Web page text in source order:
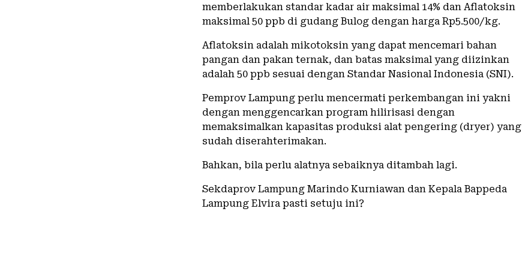
memberlakukan standar kadar air maksimal 14% dan Aflatoksin
maksimal 50 ppb di gudang Bulog dengan harga Rp5.500/kg.
Aflatoksin adalah mikotoksin yang dapat mencemari bahan
pangan dan pakan ternak, dan batas maksimal yang diizinkan
adalah 50 ppb sesuai dengan Standar Nasional Indonesia (SNI).
Pemprov Lampung perlu mencermati perkembangan ini yakni
dengan menggencarkan program hilirisasi dengan
memaksimalkan kapasitas produksi alat pengering (dryer) yang
sudah diserahterimakan.
Bahkan, bila perlu alatnya sebaiknya ditambah lagi.
Sekdaprov Lampung Marindo Kurniawan dan Kepala Bappeda
Lampung Elvira pasti setuju ini?